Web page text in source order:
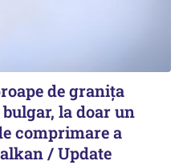
de granița
la doar un
comprimare a
/ Update